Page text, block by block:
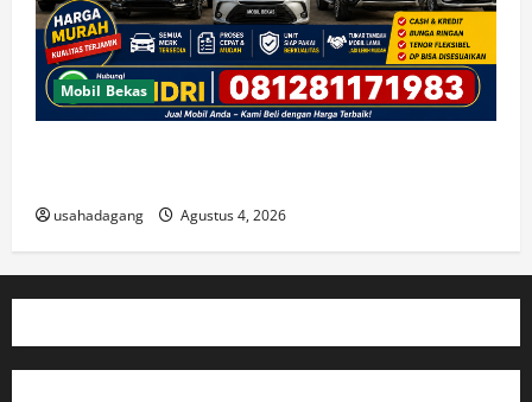
Mobil Bekas
usahadagang Agustus 4, 2026